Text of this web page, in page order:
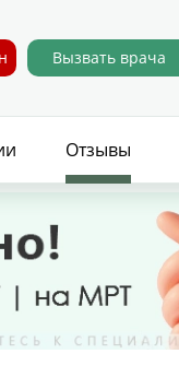
Вызвать врача
Отзывы